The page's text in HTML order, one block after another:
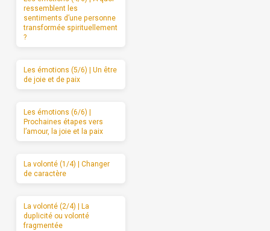
ressemblent les
sentiments d’une personne
transformée spirituellement
?
Les émotions (5/6) | Un être
de joie et de paix
Les émotions (6/6) |
Prochaines étapes vers
l’amour, la joie et la paix
La volonté (1/4) | Changer
de caractère
La volonté (2/4) | La
duplicité ou volonté
fragmentée